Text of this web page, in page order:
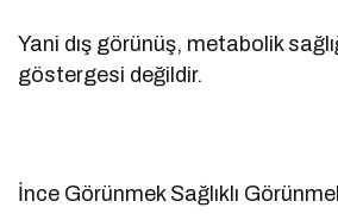
Yani dış görünüş, metabolik
göstergesi değildir.
İnce Görünmek Sağlıklı